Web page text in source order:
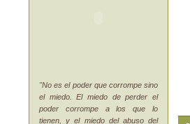
"No es el poder que corrompe sino
el miedo. El miedo de perder el
poder corrompe a los que lo
tienen, y el miedo del abuso del